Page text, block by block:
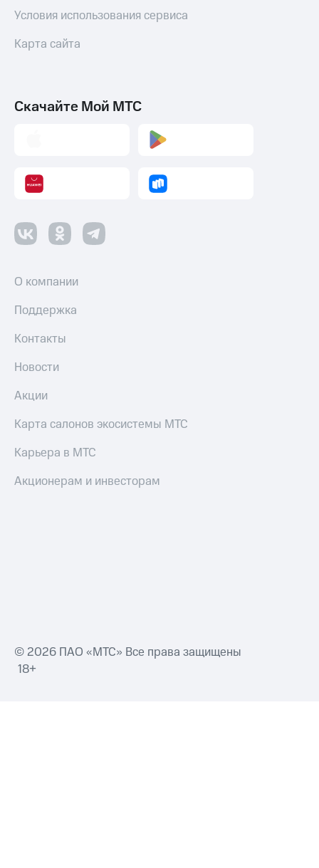
и
Условия использования сервиса
Карта сайта
Скачайте Мой МТС
О компании
Поддержка
Контакты
Новости
Акции
Карта салонов экосистемы МТС
Карьера в МТС
Акционерам и инвесторам
© 2026 ПАО «МТС» Все права защищены
18+